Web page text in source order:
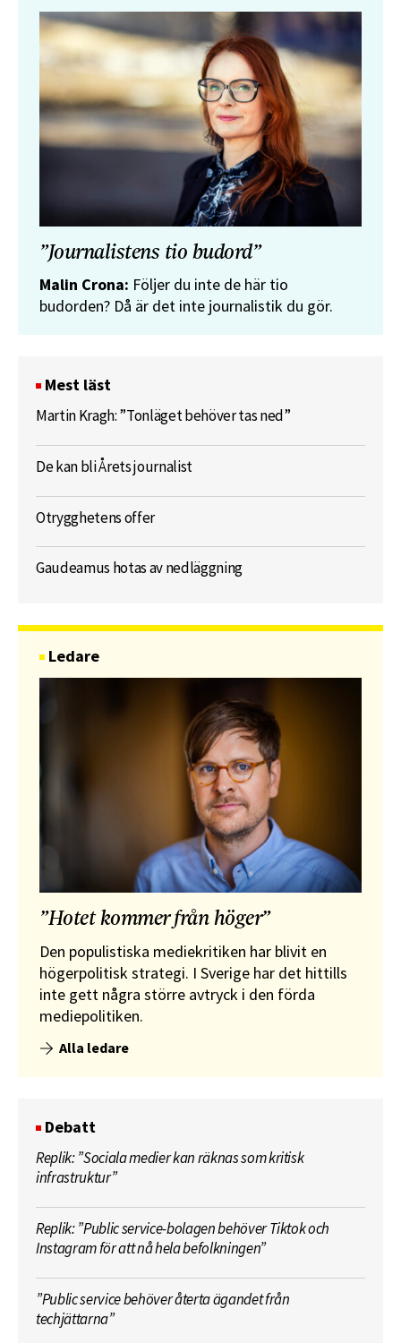
”Journalistens tio budord”
Malin Crona: Följer du inte de här tio
budorden? Då är det inte journalistik du gör.
Mest läst
Martin Kragh: ”Tonläget behöver tas ned”
De kan bli Årets journalist
Otrygghetens offer
Gaudeamus hotas av nedläggning
Ledare
”Hotet kommer från höger”
Den populistiska mediekritiken har blivit en
högerpolitisk strategi. I Sverige har det hittills
inte gett några större avtryck i den förda
mediepolitiken.
Alla ledare
Debatt
Replik: ”Sociala medier kan räknas som kritisk
infrastruktur”
Replik: ”Public service-bolagen behöver Tiktok och
Instagram för att nå hela befolkningen”
”Public service behöver återta ägandet från
techjättarna”